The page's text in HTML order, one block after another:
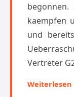
begonnen.
kaempfen
und
Vertreter
Weiterlesen